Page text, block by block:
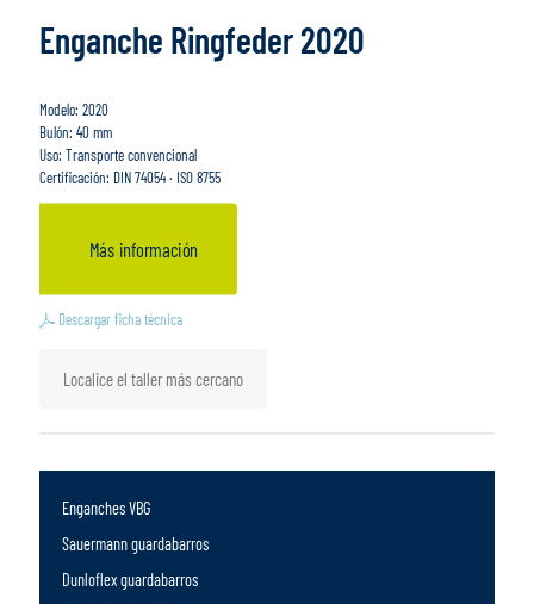
Enganche Ringfeder 2020
Modelo: 2020
Bulón: 40 mm
Uso: Transporte convencional
Certificación: DIN 74054 · ISO 8755
Más información
Descargar ficha técnica
Localice el taller más cercano
Enganches VBG
Sauermann guardabarros
Dunloflex guardabarros